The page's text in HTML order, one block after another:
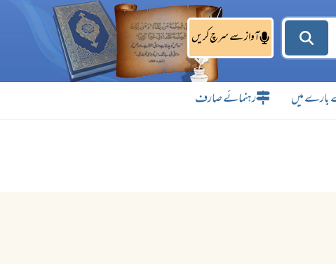
آواز سے سرچ کریں
میں رہنمائے صارف